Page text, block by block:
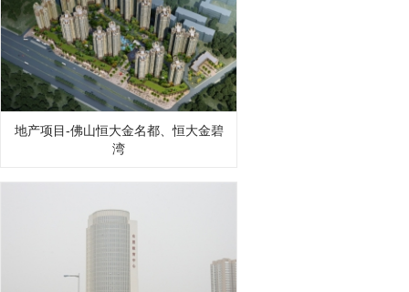
地产项目-佛山恒大金名都、恒大金碧
湾